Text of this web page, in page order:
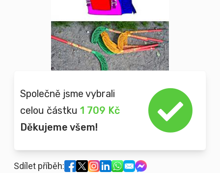
Společně jsme vybrali
celou částku 1 709 Kč
Děkujeme všem!
Sdílet příběh: